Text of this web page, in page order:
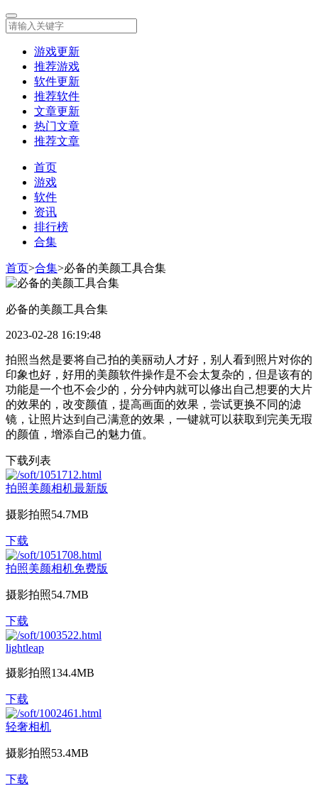
游戏更新
推荐游戏
软件更新
推荐软件
文章更新
热门文章
推荐文章
首页
游戏
软件
资讯
排行榜
合集
首页>合集>必备的美颜工具合集
必备的美颜工具合集
2023-02-28 16:19:48
拍照当然是要将自己拍的美丽动人才好，别人看到照片对你的
印象也好，好用的美颜软件操作是不会太复杂的，但是该有的
功能是一个也不会少的，分分钟内就可以修出自己想要的大片
的效果的，改变颜值，提高画面的效果，尝试更换不同的滤
镜，让照片达到自己满意的效果，一键就可以获取到完美无瑕
的颜值，增添自己的魅力值。
下载列表
拍照美颜相机最新版
摄影拍照54.7MB
下载
拍照美颜相机免费版
摄影拍照54.7MB
下载
lightleap
摄影拍照134.4MB
下载
轻奢相机
摄影拍照53.4MB
下载